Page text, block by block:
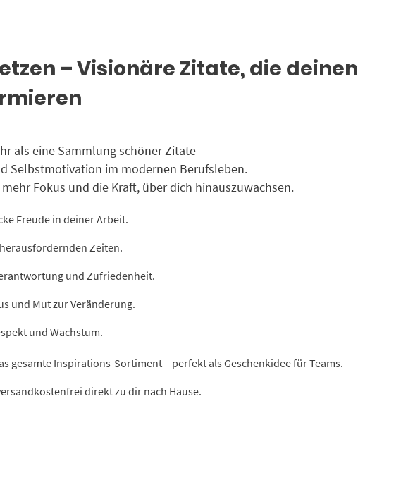
– Visionäre Zitate, die deinen
als eine Sammlung schöner Zitate –
Selbstmotivation im modernen Berufsleben.
Fokus und die Kraft, über dich hinauszuwachsen.
Freude in deiner Arbeit.
Zeiten.
und Zufriedenheit.
und Mut zur Veränderung.
und Wachstum.
gesamte Inspirations-Sortiment – perfekt als Geschenkidee für Teams.
direkt zu dir nach Hause.